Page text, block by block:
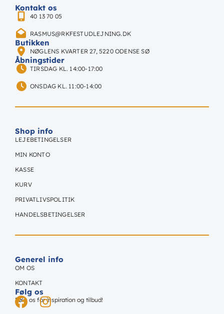
Kontakt os
40 13 70 05
RASMUS@RKFESTUDLEJNING.DK
Butikken
NØGLENS KVARTER 27, 5220 ODENSE SØ
Åbningstider
TIRSDAG KL. 14:00-17:00
ONSDAG KL. 11:00-14:00
Shop info
LEJEBETINGELSER
MIN KONTO
KASSE
KURV
PRIVATLIVSPOLITIK
HANDELSBETINGELSER
Generel info
OM OS
KONTAKT
Følg os
Følg os for inspiration og tilbud!